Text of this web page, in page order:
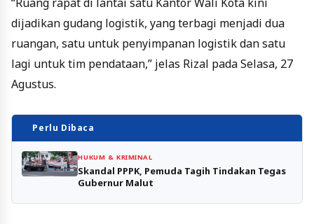
dijadikan gudang logistik, yang terbagi menjadi dua
ruangan, satu untuk penyimpanan logistik dan satu
lagi untuk tim pendataan,” jelas Rizal pada Selasa, 27
Agustus.
Perlu Dibaca
HUKUM & KRIMINAL
Skandal PPPK, Pemuda Tagih Tindakan Tegas
Gubernur Malut